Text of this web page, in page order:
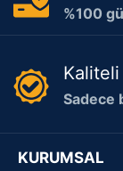
%100
Sadece
KURUMSAL